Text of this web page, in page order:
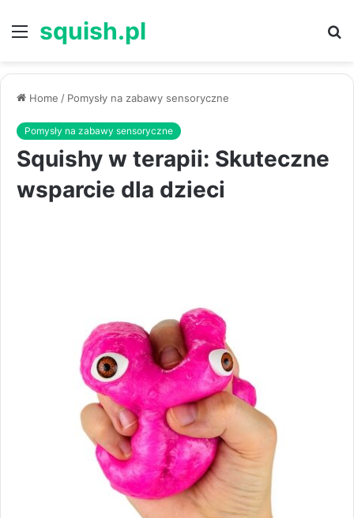
Menu
squish.pl
Home / Pomysły na zabawy sensoryczne
Pomysły na zabawy sensoryczne
Squishy w terapii: Skuteczne
wsparcie dla dzieci